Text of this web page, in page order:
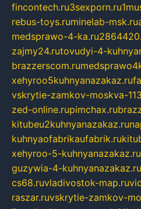
fincontech.ru3sexporn.ru
rebus-toys.ruminelab-msk.ru
medsprawo-4-ka.ru
zajmy24.rutovudyi-4-
brazzerscom.ru
xehyroo5kuhnyanazakaz.ru
vskrytie-zamkov-moskva-
zed-online.rupimchax.ru
kitubeu2kuhnyanazakaz.ru
kuhnyaofabrikaufabrik.ru
xehyroo-5-kuhnyanazakaz.ru
guzywia-4-kuhnyanazakaz.ru
cs68.ruvladivostok-map.ru
raszar.ruvskrytie-zamkov-